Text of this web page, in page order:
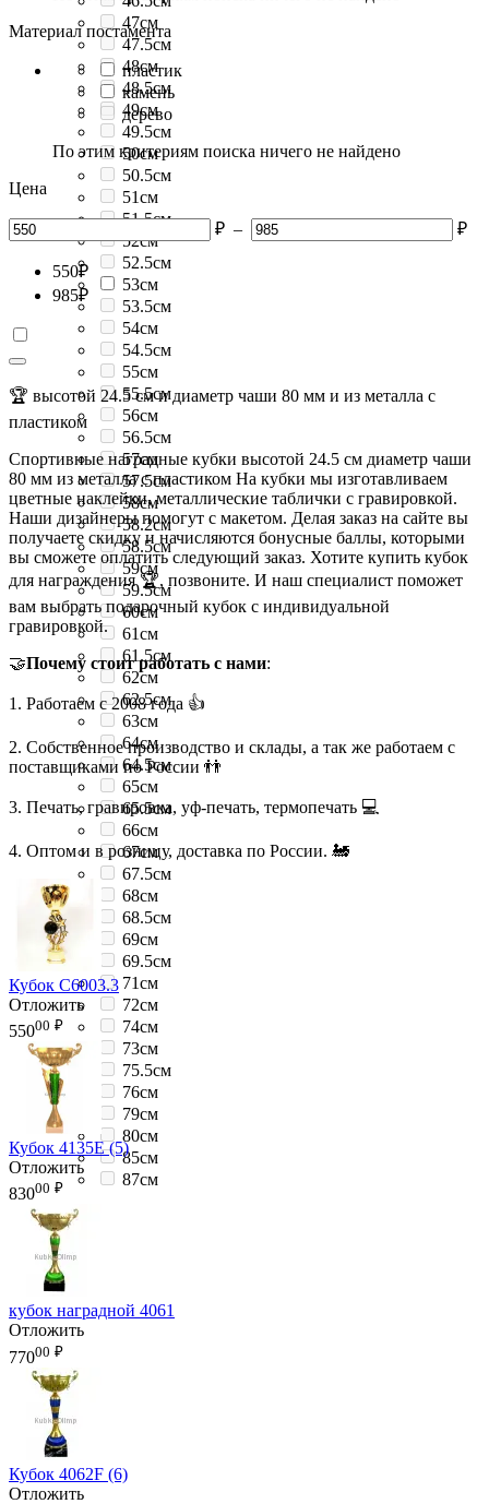
47см
47.5см
48см
48.5см
49см
49.5см
50см
50.5см
51см
51.5см
52см
52.5см
53см
53.5см
54см
54.5см
55см
55.5см
56см
56.5см
57см
57.5см
58см
58.2см
58.5см
59см
59.5см
60см
61см
61.5см
62см
62.5см
63см
64см
64.5см
65см
65.5см
66см
67см
67.5см
68см
68.5см
69см
69.5см
71см
72см
74см
73см
75.5см
76см
79см
80см
85см
87см
Материал постамента
пластик
камень
дерево
По этим критериям поиска ничего не найдено
Цена
₽ – ₽
550₽
985₽
🏆 высотой 24.5 см и диаметр чаши 80 мм и из металла с
пластиком
Спортивные наградные кубки высотой 24.5 см диаметр чаши
80 мм из металла с пластиком На кубки мы изготавливаем
цветные наклейки, металлические таблички с гравировкой.
Наши дизайнеры помогут с макетом. Делая заказ на сайте вы
получаете скидку и начисляются бонусные баллы, которыми
вы сможете оплатить следующий заказ. Хотите купить кубок
для награждения 🏆, позвоните. И наш специалист поможет
вам выбрать подарочный кубок с индивидуальной
гравировкой.
🤝Почему стоит работать с нами:
1. Работаем с 2008 года 👍
2. Собственное производство и склады, а так же работаем с
поставщиками по России 👬
3. Печать, гравировка, уф-печать, термопечать 💻
4. Оптом и в розницу, доставка по России. 🚂
Кубок C6003.3
Отложить
55000 ₽
Кубок 4135E (5)
Отложить
83000 ₽
кубок наградной 4061
Отложить
77000 ₽
Кубок 4062F (6)
Отложить